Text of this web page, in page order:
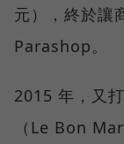
元），終於讓
Parashop。
2015 年，又
（Le Bon